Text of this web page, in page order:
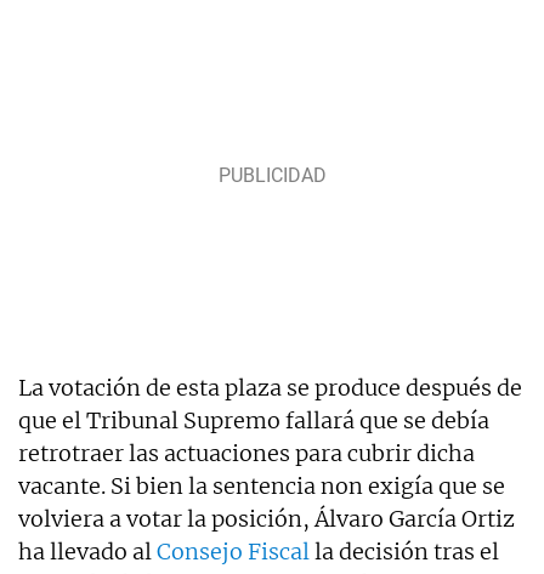
La votación de esta plaza se produce después de
que el Tribunal Supremo fallará que se debía
retrotraer las actuaciones para cubrir dicha
vacante. Si bien la sentencia non exigía que se
volviera a votar la posición, Álvaro García Ortiz
ha llevado alConsejo Fiscalla decisión tras el